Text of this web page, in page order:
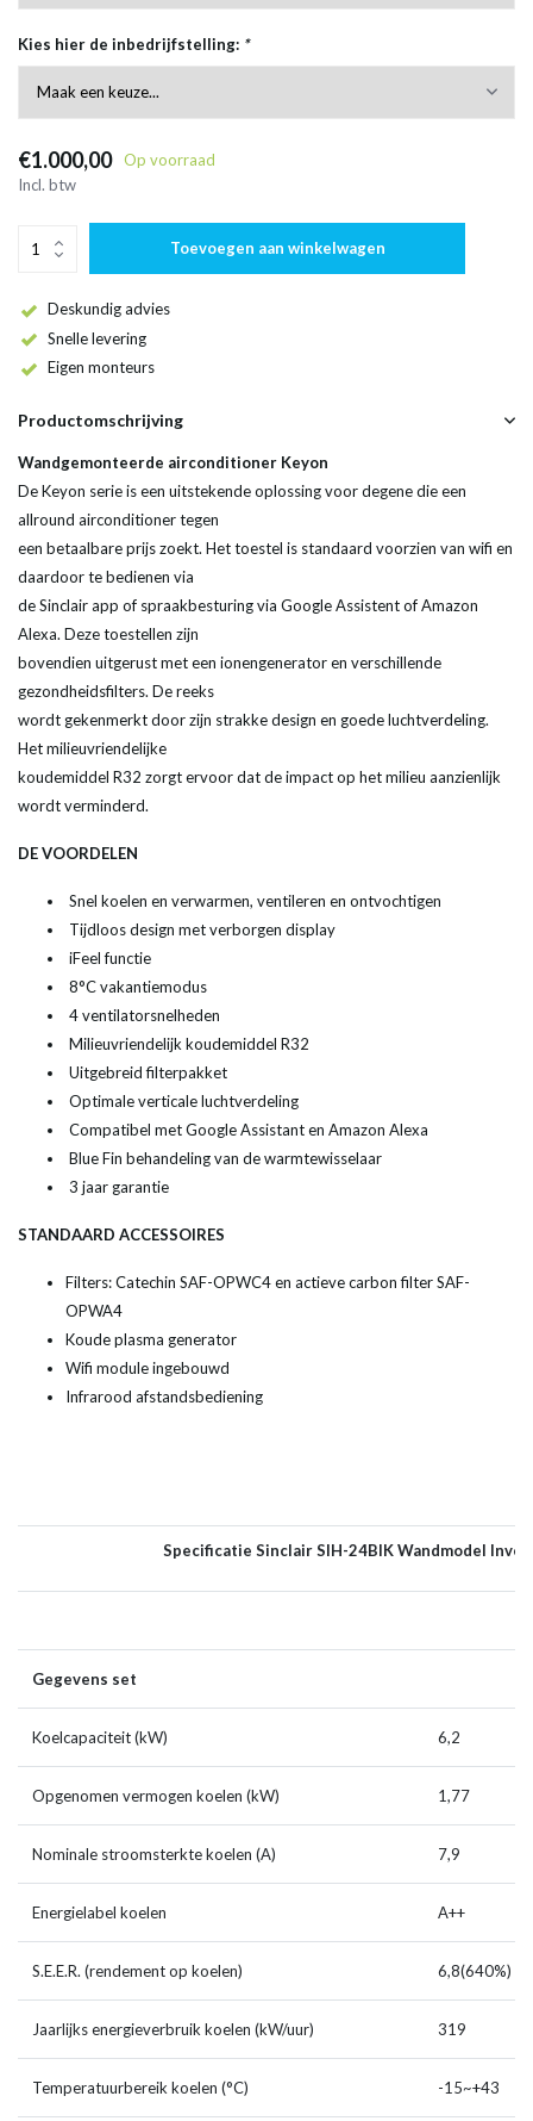
Kies hier de inbedrijfstelling: *
€1.000,00
Op voorraad
Incl. btw
Toevoegen aan winkelwagen
Deskundig advies
Snelle levering
Eigen monteurs
Productomschrijving
Wandgemonteerde airconditioner Keyon
De Keyon serie is een uitstekende oplossing voor degene die een
allround airconditioner tegen
een betaalbare prijs zoekt. Het toestel is standaard voorzien van wifi en
daardoor te bedienen via
de Sinclair app of spraakbesturing via Google Assistent of Amazon
Alexa. Deze toestellen zijn
bovendien uitgerust met een ionengenerator en verschillende
gezondheidsfilters. De reeks
wordt gekenmerkt door zijn strakke design en goede luchtverdeling.
Het milieuvriendelijke
koudemiddel R32 zorgt ervoor dat de impact op het milieu aanzienlijk
wordt verminderd.
DE VOORDELEN
Snel koelen en verwarmen, ventileren en ontvochtigen
Tijdloos design met verborgen display
iFeel functie
8°C vakantiemodus
4 ventilatorsnelheden
Milieuvriendelijk koudemiddel R32
Uitgebreid filterpakket
Optimale verticale luchtverdeling
Compatibel met Google Assistant en Amazon Alexa
Blue Fin behandeling van de warmtewisselaar
3 jaar garantie
STANDAARD ACCESSOIRES
Filters: Catechin SAF-OPWC4 en actieve carbon filter SAF-
OPWA4
Koude plasma generator
Wifi module ingebouwd
Infrarood afstandsbediening
Specificatie Sinclair SIH-24BIK Wandmodel
Gegevens set
Koelcapaciteit (kW) 6,2
Opgenomen vermogen koelen (kW) 1,77
Nominale stroomsterkte koelen (A) 7,9
Energielabel koelen A++
S.E.E.R. (rendement op koelen) 6,8(640%)
Jaarlijks energieverbruik koelen (kW/uur) 319
Temperatuurbereik koelen (°C) -15~+43